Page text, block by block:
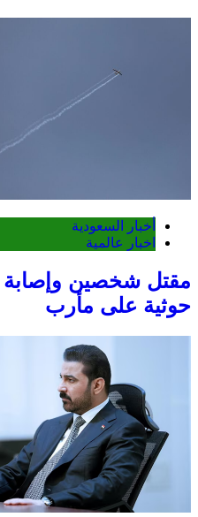
أخبار السعودية
اخبار عالمية
حوثية على مأرب